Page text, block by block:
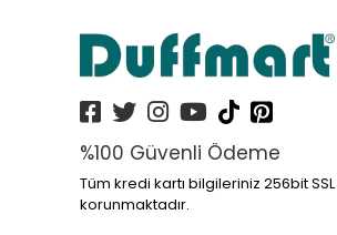
%100 Güvenli Ödeme
Tüm kredi kartı bilgileriniz 256bit
korunmaktadır.